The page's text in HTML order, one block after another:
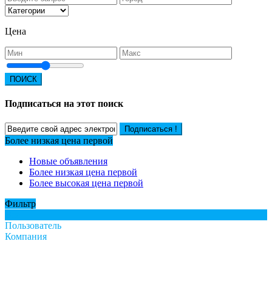
Цена
ПОИСК
Подписаться на этот поиск
Подписаться !
Более низкая цена первой
Новые объявления
Более низкая цена первой
Более высокая цена первой
Фильтр
Пользователь
Компания